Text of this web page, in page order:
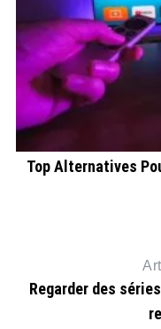
Top Alternatives
Regarder des